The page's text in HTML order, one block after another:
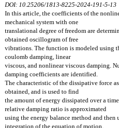
DOI: 10.25206/1813-8225-2024-191-5-13
In this article, the coefficients of the
mechanical system with one
translational degree of freedom are
obtained oscillogram of free
vibrations. The function is modeled using
coulomb damping, linear
viscous, and nonlinear viscous damping.
damping coefficients are identified.
The characteristic of the dissipative force
obtained, and is used to find
the amount of energy dissipated over a
relative damping ratio is approximated
using the energy balance method and then
integration of the equation of motion.